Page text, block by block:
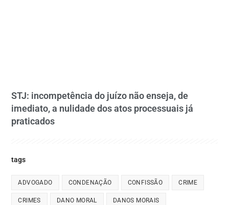
STJ: incompetência do juízo não enseja, de
imediato, a nulidade dos atos processuais já
praticados
tags
ADVOGADO CONDENAÇÃO CONFISSÃO CRIME
CRIMES DANO MORAL DANOS MORAIS